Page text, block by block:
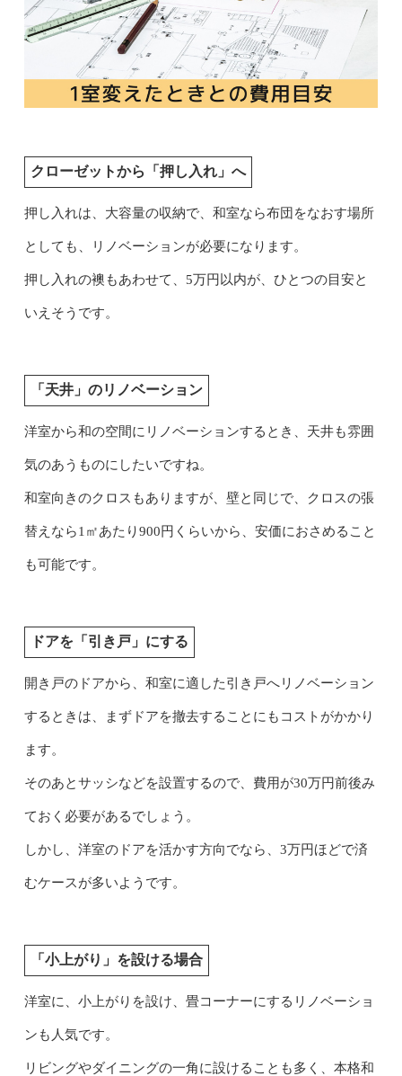
クローゼットから「押し入れ」へ
押し入れは、大容量の収納で、和室なら布団をなおす場所
としても、リノベーションが必要になります。
押し入れの襖もあわせて、5万円以内が、ひとつの目安と
いえそうです。
「天井」のリノベーション
洋室から和の空間にリノベーションするとき、天井も雰囲
気のあうものにしたいですね。
和室向きのクロスもありますが、壁と同じで、クロスの張
替えなら1㎡あたり900円くらいから、安価におさめること
も可能です。
ドアを「引き戸」にする
開き戸のドアから、和室に適した引き戸へリノベーション
するときは、まずドアを撤去することにもコストがかかり
ます。
そのあとサッシなどを設置するので、費用が30万円前後み
ておく必要があるでしょう。
しかし、洋室のドアを活かす方向でなら、3万円ほどで済
むケースが多いようです。
「小上がり」を設ける場合
洋室に、小上がりを設け、畳コーナーにするリノベーショ
ンも人気です。
リビングやダイニングの一角に設けることも多く、本格和